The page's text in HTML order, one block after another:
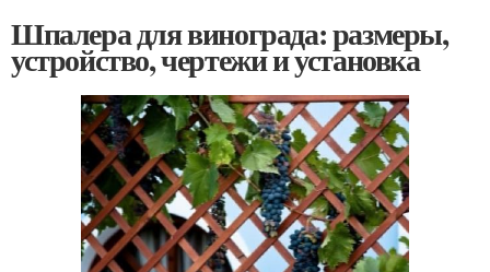
Шпалера для винограда: размеры,
устройство, чертежи и установка